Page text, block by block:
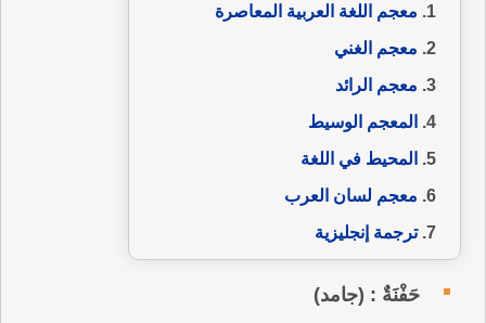
معجم اللغة العربية المعاصرة
معجم الغني
معجم الرائد
المعجم الوسيط
المحيط في اللغة
معجم لسان العرب
ترجمة إنجليزية
حَفْنَةٌ : (جامد)